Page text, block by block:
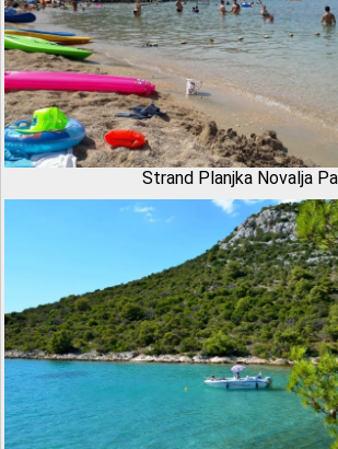
Strand Planjka Novalja